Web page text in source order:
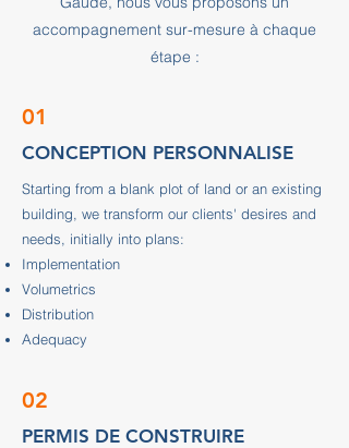
accompagnement sur-mesure à chaque
étape :
01
CONCEPTION PERSONNALISE
Starting from a blank plot of land or an existing
building, we transform our clients' desires and
needs, initially into plans:
Implementation
Volumetrics
Distribution
Adequacy
02
PERMIS DE CONSTRUIRE